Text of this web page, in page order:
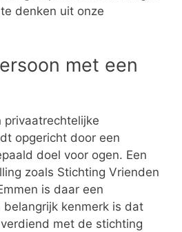
denken uit onze
met een
privaatrechtelijke
opgericht door een
doel voor ogen. Een
zoals Stichting Vrienden
is daar een
belangrijk kenmerk is dat
met de stichting